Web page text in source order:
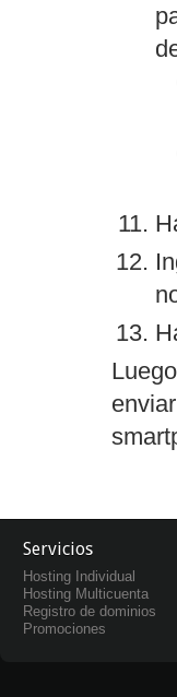
Servicios
Hosting Individual
Hosting Multicuenta
Registro de dominios
Promociones